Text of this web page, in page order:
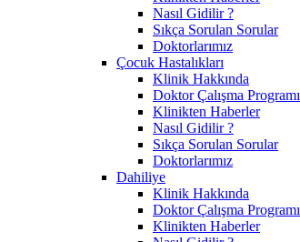
Nasıl Gidilir ?
Sıkça Sorulan Sorular
Doktorlarımız
Çocuk Hastalıkları
Klinik Hakkında
Doktor Çalışma Programı
Klinikten Haberler
Nasıl Gidilir ?
Sıkça Sorulan Sorular
Doktorlarımız
Dahiliye
Klinik Hakkında
Doktor Çalışma Programı
Klinikten Haberler